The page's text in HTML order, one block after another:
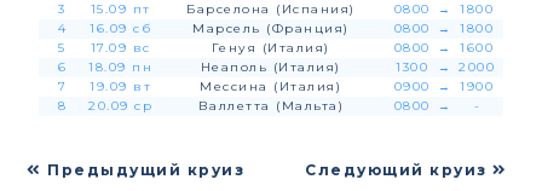
3
15.09 пт Барселона (Испания) 0800 →
1800
4
16.09 сб Марсель (Франция) 0800 →
1800
5
17.09 вс Генуя (Италия) 0800 →
1600
6
18.09 пн Неаполь (Италия) 1300 →
2000
7
19.09 вт Мессина (Италия) 0900 →
1900
8
20.09 ср Валлетта (Мальта) 0800 → -
Предыдущий круиз Следующий круиз